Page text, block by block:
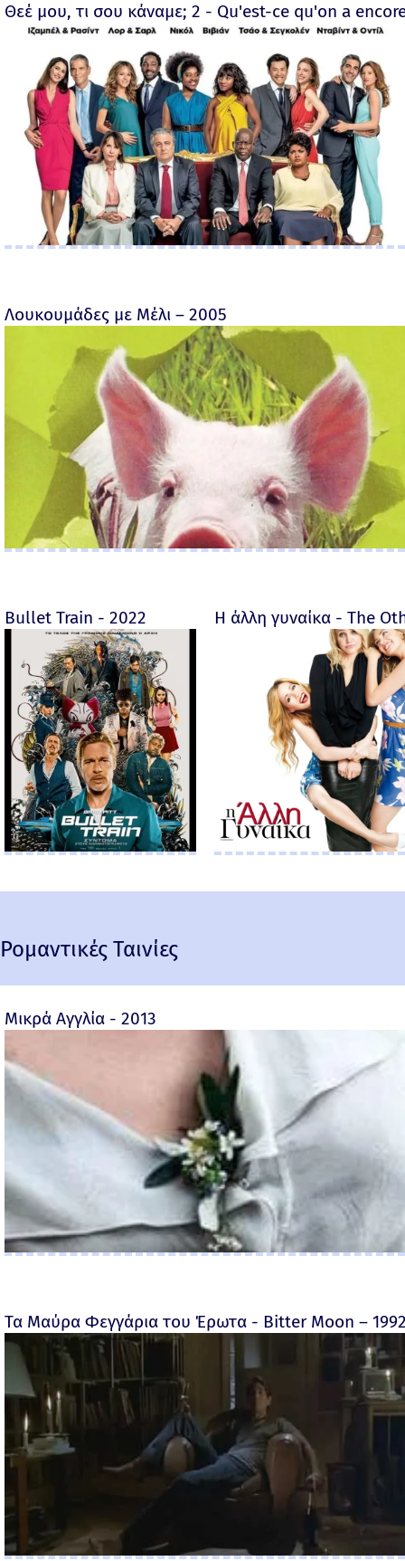
Θεέ μου, τι σου κάναμε; 2 - Qu'est-ce qu'on a
Λουκουμάδες με Μέλι – 2005
Bullet Train - 2022 Η άλλη γυναίκα - The
Ρομαντικές Ταινίες
Μικρά Αγγλία - 2013
Τα Μαύρα Φεγγάρια του Έρωτα - Bitter Moon –